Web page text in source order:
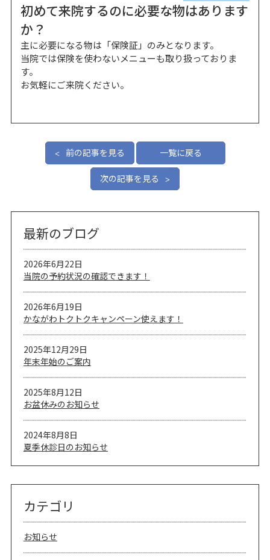
初めて来院するのに必要な物はあります
か？
主に必要になる物は「保険証」のみとなります。
当院では保険を使わないメニューも取り扱っておりま
す。
お気軽にご来院ください。
前の記事を見る 一覧に戻る
次の記事を見る
最新のブログ
当院の予約状況の確認できます！
2026年6月22日
かながわトクトクキャンペーン使えます！
2026年6月19日
年末年始のご案内
2025年12月29日
お盆休みのお知らせ
2025年8月12日
夏季休診日のお知らせ
2024年8月8日
カテゴリ
お知らせ